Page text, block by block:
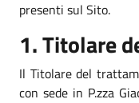
presenti sul Sito.
1. Titolare
Il Titolare del
con sede in P.zza